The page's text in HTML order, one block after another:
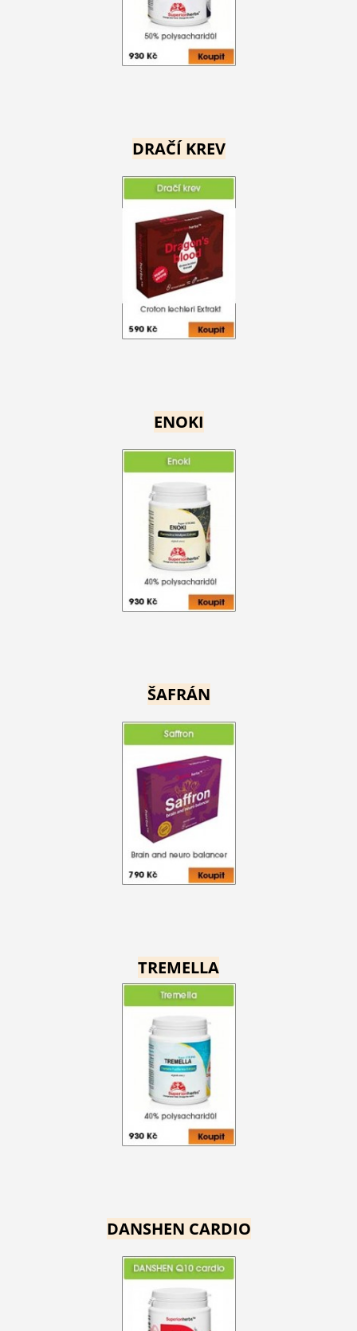
DRAČÍ KREV
ENOKI
ŠAFRÁN
TREMELLA
DANSHEN CARDIO